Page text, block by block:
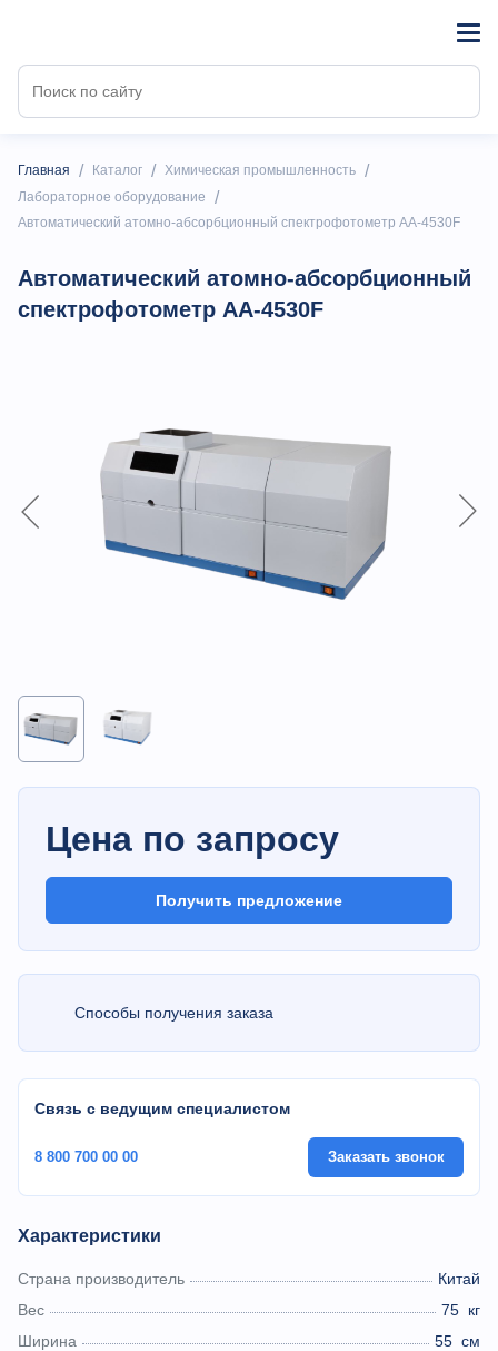
Главная / Каталог / Химическая промышленность /
Лабораторное оборудование /
Автоматический атомно-абсорбционный спектрофотометр AA-4530F
Автоматический атомно-абсорбционный
спектрофотометр AA-4530F
Характеристики
Страна производитель
Китай
Вес
75 кг
Ширина
55 см
Цена по запросу
Получить предложение
Способы получения заказа
Связь с ведущим специалистом
8 800 700 00 00 Заказать звонок